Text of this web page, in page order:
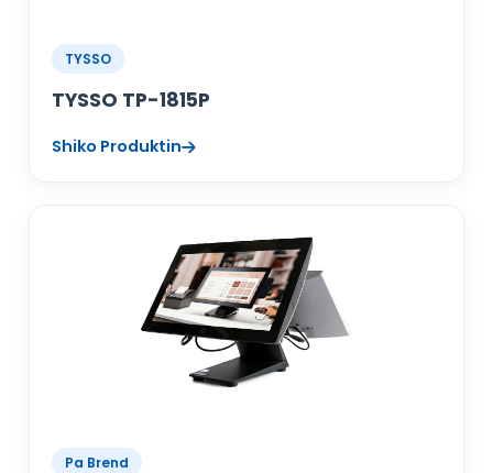
TYSSO
TYSSO TP-1815P
Shiko Produktin
Pa Brend